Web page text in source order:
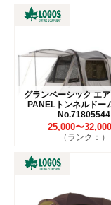
グランベーシック エ
PANELトンネルドー
No.71805544
25,000〜
（ランク：）